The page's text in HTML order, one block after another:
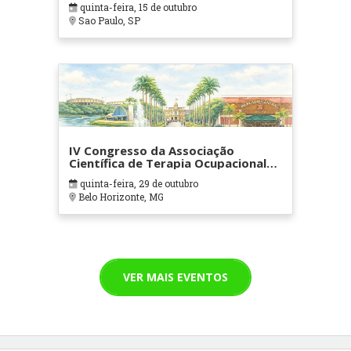
quinta-feira, 15 de outubro
Sao Paulo, SP
IV Congresso da Associação
Científica de Terapia Ocupacional
em Contextos Hospitalares e
Cuidados Paliativos - ATOHOSP
quinta-feira, 29 de outubro
Belo Horizonte, MG
VER MAIS EVENTOS